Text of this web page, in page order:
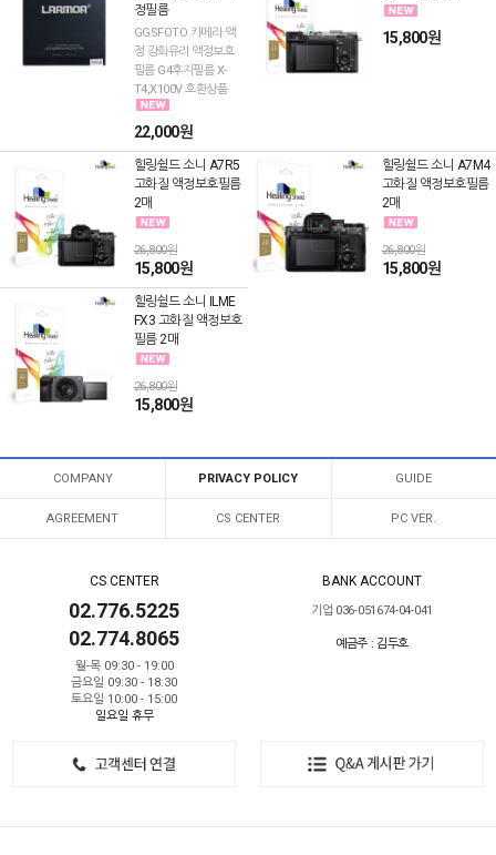
정필름
GGSFOTO 카메라 액
정 강화유리 액정보호
필름 G4후지필름 X-
T4,X100V 호환상품
22,000원
15,800원
힐링쉴드 소니 A7R5
고화질 액정보호필름
2매
26,800원
15,800원
힐링쉴드 소니 A7M4
고화질 액정보호필름
2매
26,800원
15,800원
힐링쉴드 소니 ILME
FX3 고화질 액정보호
필름 2매
26,800원
15,800원
COMPANY PRIVACY POLICY GUIDE
AGREEMENT CS CENTER PC VER.
CS CENTER
02.776.5225
02.774.8065
월-목 09:30 - 19:00
금요일 09:30 - 18:30
토요일 10:00 - 15:00
일요일 휴무
BANK ACCOUNT
기업 036-051674-04-041
예금주 : 김두호